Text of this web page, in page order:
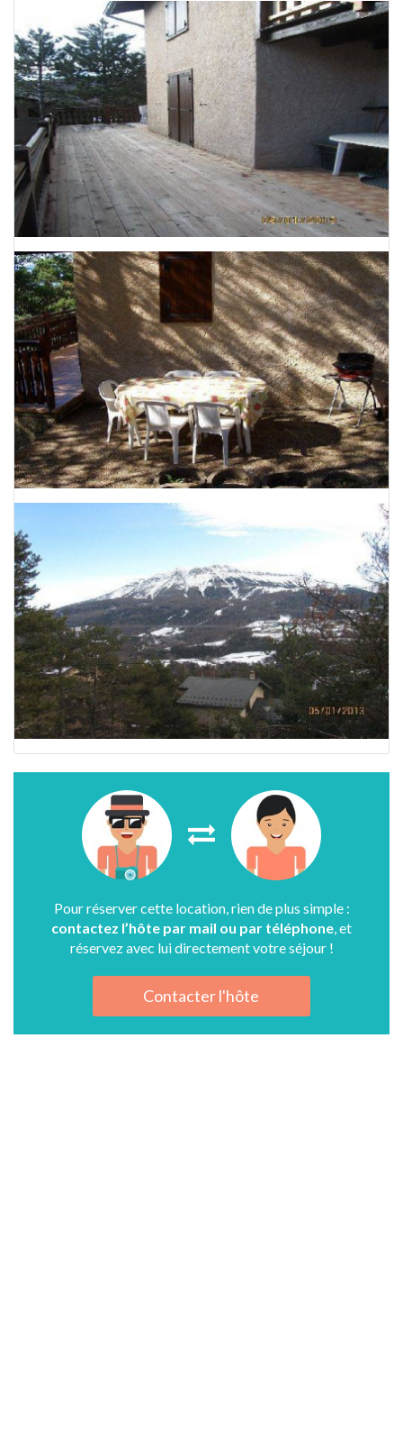
Pour réserver cette location, rien de plus simple :
contactez l’hôte par mail ou par téléphone, et
réservez avec lui directement votre séjour !
Contacter l'hôte